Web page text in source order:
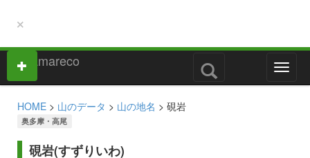
×
M
e
HOME > 山のデータ > 山の地名 > 硯岩
奥多摩・高尾
硯岩(すずりいわ)